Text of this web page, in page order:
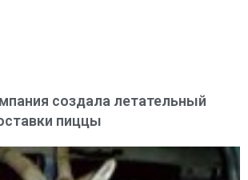
создала летательный
пиццы